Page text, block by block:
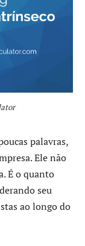
palavras,
Ele não
É o quanto
seu
ao longo do